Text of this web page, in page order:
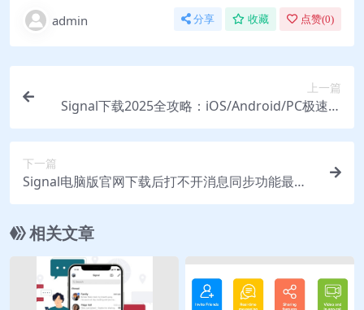
admin 分享 收藏 点赞(0)
上一篇
Signal下载2025全攻略：iOS/Android/PC极速安
装，Signal电脑版中文版一键上手
下一篇
Signal电脑版官网下载后打不开消息同步功能最全
教学教程
相关文章